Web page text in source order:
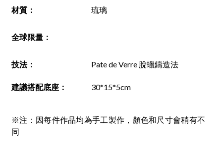
材質 ： 琉璃
全球限量：
技法： Pate de Verre 脫蠟鑄造法
建議搭配底座 ： 30*15*5cm
※注：因每件作品均為手工製作，顏色和尺寸會稍有不
同